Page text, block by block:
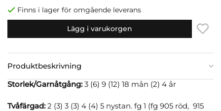
Finns i lager för omgående leverans
Lägg i varukorgen
Produktbeskrivning
Storlek/Garnåtgång:3 (6) 9 (12) 18 mån (2) 4 år
Tvåfärgad:2 (3) 3 (3) 4 (4) 5 nystan. fg 1 (fg 905 röd, 915